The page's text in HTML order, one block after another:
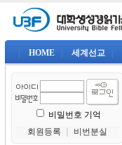
HOME 세계선교
비밀번호 기억
회원등록
비번분실